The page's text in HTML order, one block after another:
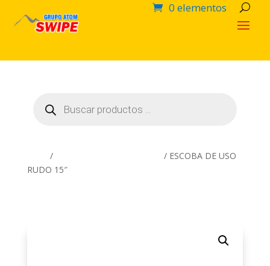
0 elementos
productos
/
/ ESCOBA DE USO
RUDO 15″